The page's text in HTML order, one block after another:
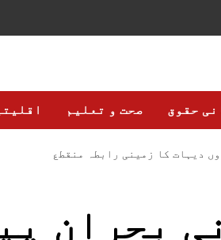
حقوق صحت و تعلیم
دیہات کا زمینی رابطہ منقطع
بحران